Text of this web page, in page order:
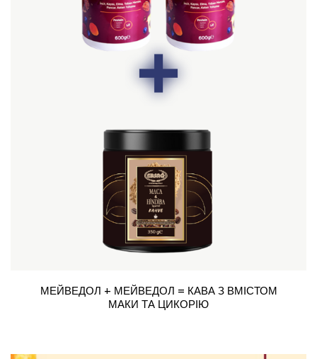
МЕЙВЕДОЛ + МЕЙВЕДОЛ = КАВА З ВМІСТОМ
МАКИ ТА ЦИКОРІЮ